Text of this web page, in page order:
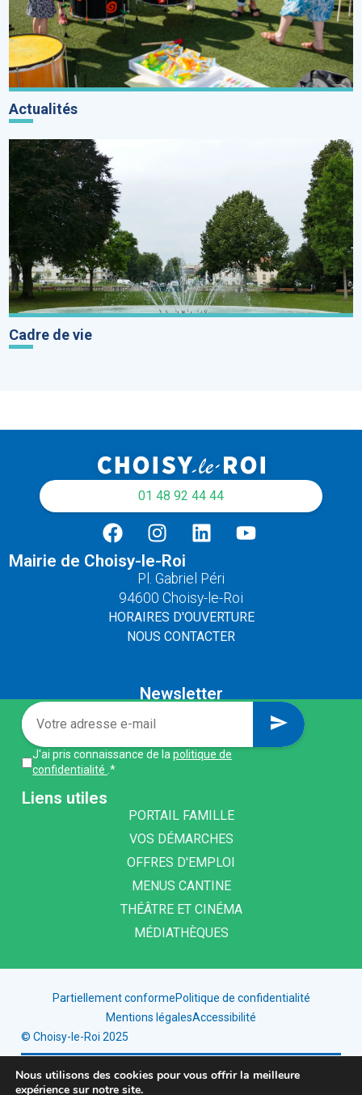
Actualités
Cadre de vie
01 48 92 44 44
Mairie de Choisy-le-Roi
Pl. Gabriel Péri
94600 Choisy-le-Roi
HORAIRES D'OUVERTURE
NOUS CONTACTER
Newsletter
send
J'ai pris connaissance de lapolitique de
confidentialité .*
Liens utiles
PORTAIL FAMILLE
VOS DÉMARCHES
OFFRES D'EMPLOI
MENUS CANTINE
THÉÂTRE ET CINÉMA
MÉDIATHÈQUES
Partiellement conformePolitique de confidentialité
Mentions légalesAccessibilité
© Choisy-le-Roi 2025
Nous utilisons des cookies pour vous offrir la meilleure
expérience sur notre site.